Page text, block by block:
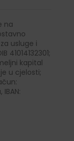
na
usluge i
41014132301;
kapital
u cjelosti;